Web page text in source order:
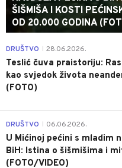
ŠIŠMIŠA I KOSTI
OD 20.000 GODINA
DRUŠTVO 28.06.2026.
Teslić čuva praistoriju:
kao svjedok života
(FOTO)
DRUŠTVO 06.06.2026.
U Mićinoj pećini s mladim
BiH: Istina o šišmišima i
(FOTO/VIDEO)